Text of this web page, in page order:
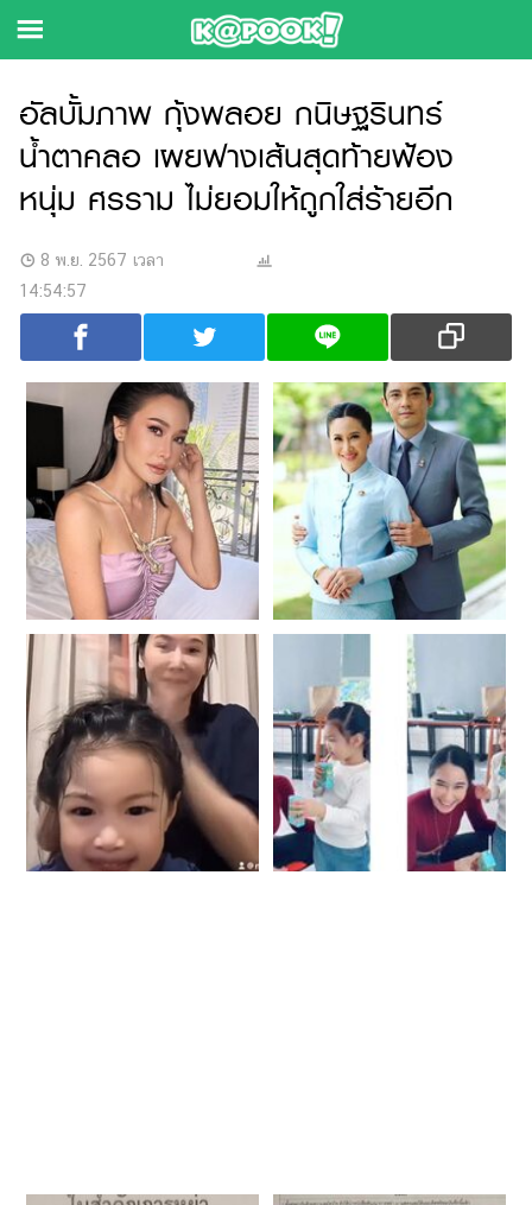
ข่าว-
ความ
รู้
ข่าว
บันเทิง
ฟุตบอล
การ
เงิน
ศึกษา
บันเทิง
รูปภาพ
หนัง
Music
Station
ละคร
บันเทิง
เกาหลี
สุขภาพ
อัลบั้มภาพ กุ้งพลอย กนิษฐรินทร์
น้ำตาคลอ เผยฟางเส้นสุดท้ายฟ้อง
หนุ่ม ศรราม ไม่ยอมให้ถูกใส่ร้ายอีก
8 พ.ย. 2567 เวลา
14:54:57